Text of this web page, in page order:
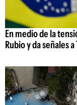
En medio de la
Rubio y da señales